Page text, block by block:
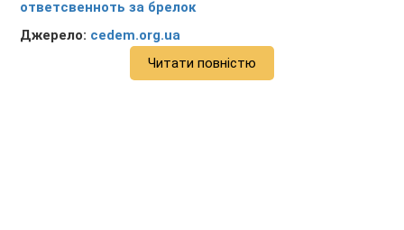
ответсвенноть за брелок
Джерело: cedem.org.ua
Читати повністю